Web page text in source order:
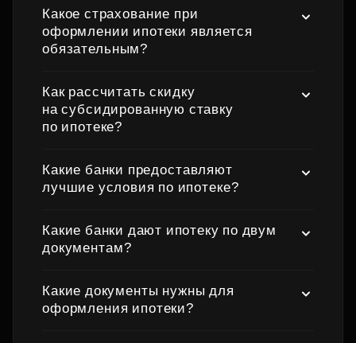
Какое страхование при
оформлении ипотеки является
обязательным?
Как рассчитать скидку
на субсидированную ставку
по ипотеке?
Какие банки предоставляют
лучшие условия по ипотеке?
Какие банки дают ипотеку по двум
документам?
Какие документы нужны для
оформления ипотеки?